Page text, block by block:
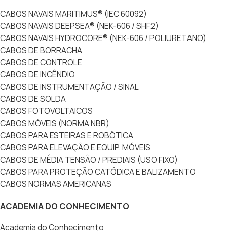
CABOS NAVAIS MARITIMUS® (IEC 60092)
CABOS NAVAIS DEEPSEA® (NEK-606 / SHF2)
CABOS NAVAIS HYDROCORE® (NEK-606 / POLIURETANO)
CABOS DE BORRACHA
CABOS DE CONTROLE
CABOS DE INCÊNDIO
CABOS DE INSTRUMENTAÇÃO / SINAL
CABOS DE SOLDA
CABOS FOTOVOLTAICOS
CABOS MÓVEIS (NORMA NBR)
CABOS PARA ESTEIRAS E ROBÓTICA
CABOS PARA ELEVAÇÃO E EQUIP. MÓVEIS
CABOS DE MÉDIA TENSÃO / PREDIAIS (USO FIXO)
CABOS PARA PROTEÇÃO CATÓDICA E BALIZAMENTO
CABOS NORMAS AMERICANAS
ACADEMIA DO CONHECIMENTO
Academia do Conhecimento